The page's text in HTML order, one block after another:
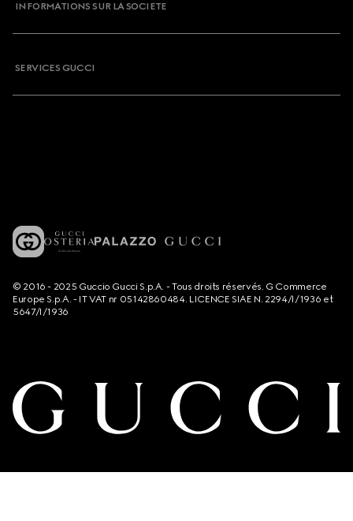
INFORMATIONS SUR LA SOCIETE
SERVICES GUCCI
© 2016 - 2025 Guccio Gucci S.p.A. - Tous droits réservés. G Commerce
Europe S.p.A. - IT VAT nr 05142860484. LICENCE SIAE N. 2294/I/1936 et
5647/I/1936